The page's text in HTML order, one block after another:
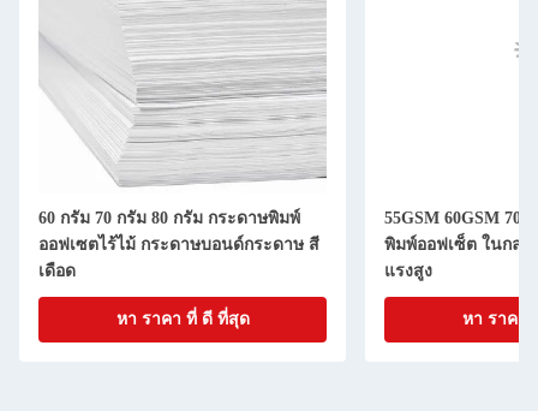
60 กรัม 70 กรัม 80 กรัม กระดาษพิมพ์
ออฟเซตไร้ไม้ กระดาษบอนด์กระดาษ สี
เดือด
หา ราคา ที่ ดี ที่สุด
55GSM 60GSM
พิมพ์ออฟเซ็ต ในกล่อ
แรงสูง
หา ราคา